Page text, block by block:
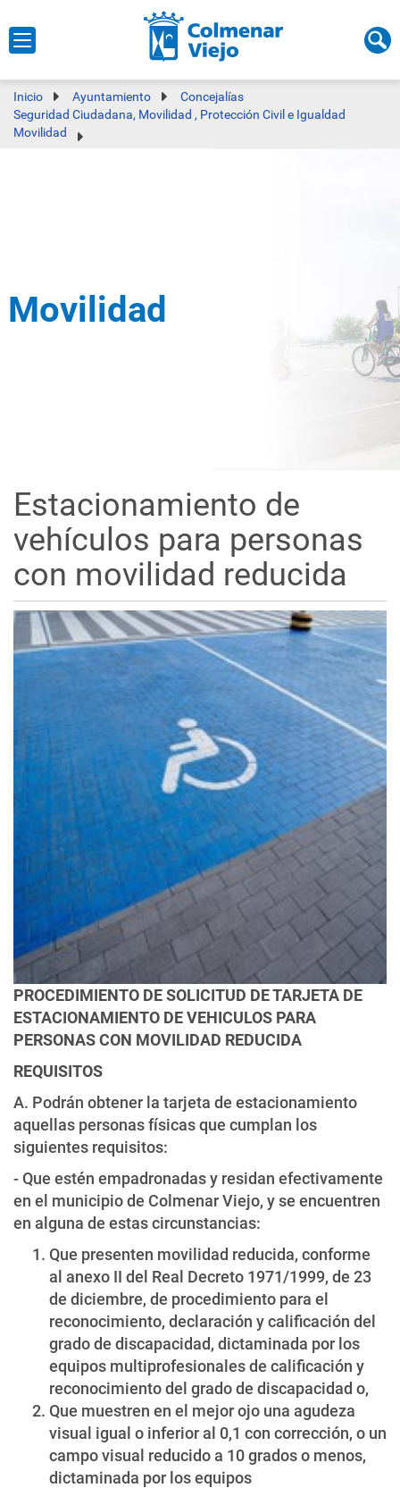
Inicio Ayuntamiento
Concejalías
Seguridad Ciudadana, Movilidad , Protección Civil e Igualdad
Movilidad
Movilidad
Estacionamiento de
vehículos para personas
con movilidad reducida
PROCEDIMIENTO DE SOLICITUD DE TARJETA DE
ESTACIONAMIENTO DE VEHICULOS PARA
PERSONAS CON MOVILIDAD REDUCIDA
REQUISITOS
A. Podrán obtener la tarjeta de estacionamiento
aquellas personas físicas que cumplan los
siguientes requisitos:
- Que estén empadronadas y residan efectivamente
en el municipio de Colmenar Viejo, y se encuentren
en alguna de estas circunstancias:
Que presenten movilidad reducida, conforme
al anexo II del Real Decreto 1971/1999, de 23
de diciembre, de procedimiento para el
reconocimiento, declaración y calificación del
grado de discapacidad, dictaminada por los
equipos multiprofesionales de calificación y
reconocimiento del grado de discapacidad o,
Que muestren en el mejor ojo una agudeza
visual igual o inferior al 0,1 con corrección, o un
campo visual reducido a 10 grados o menos,
dictaminada por los equipos